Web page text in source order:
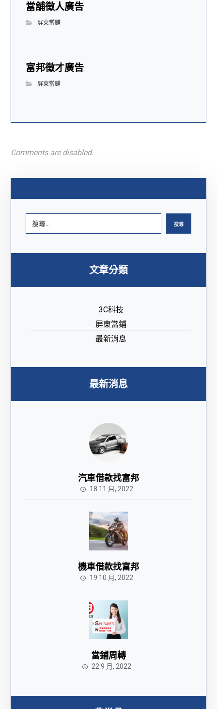
當舖徵人廣告
屏東當鋪
富邦徵才廣告
屏東當鋪
Comments are disabled.
搜尋
文章分類
3C科技
屏東當鋪
最新消息
最新消息
汽車借款找富邦
18 11 月, 2022
機車借款找富邦
19 10 月, 2022
當鋪周轉
22 9 月, 2022